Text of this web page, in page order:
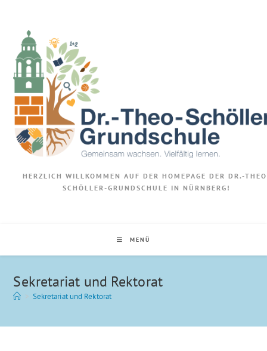
HERZLICH WILLKOMMEN AUF DER HOMEPAGE DER DR.-
SCHÖLLER-GRUNDSCHULE IN NÜRNBERG!
MENÜ
Sekretariat und Rektorat
> Sekretariat und Rektorat